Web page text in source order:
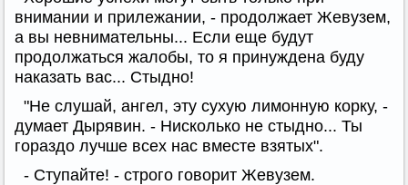
внимании и прилежании, - продолжает Жевузем,
а вы невнимательны... Если еще будут
продолжаться жалобы, то я принуждена буду
наказать вас... Стыдно!
"Не слушай, ангел, эту сухую лимонную корку, -
думает Дырявин. - Нисколько не стыдно... Ты
гораздо лучше всех нас вместе взятых".
- Ступайте! - строго говорит Жевузем.